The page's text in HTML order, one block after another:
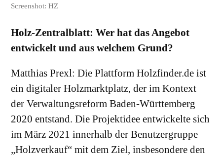
Screenshot: HZ
Holz-Zentralblatt: Wer hat das Angebot
entwickelt und aus welchem Grund?
Matthias Prexl: Die Plattform Holzfinder.de ist
ein digitaler Holzmarktplatz, der im Kontext
der Verwaltungsreform Baden-Württemberg
2020 entstand. Die Projektidee entwickelte sich
im März 2021 innerhalb der Benutzergruppe
„Holzverkauf“ mit dem Ziel, insbesondere den